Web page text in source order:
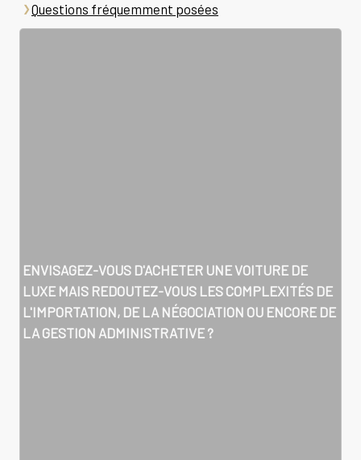
Questions fréquemment posées
ENVISAGEZ-VOUS D'ACHETER UNE VOITURE DE
LUXE MAIS REDOUTEZ-VOUS LES COMPLEXITÉS DE
L'IMPORTATION, DE LA NÉGOCIATION OU ENCORE DE
LA GESTION ADMINISTRATIVE ?